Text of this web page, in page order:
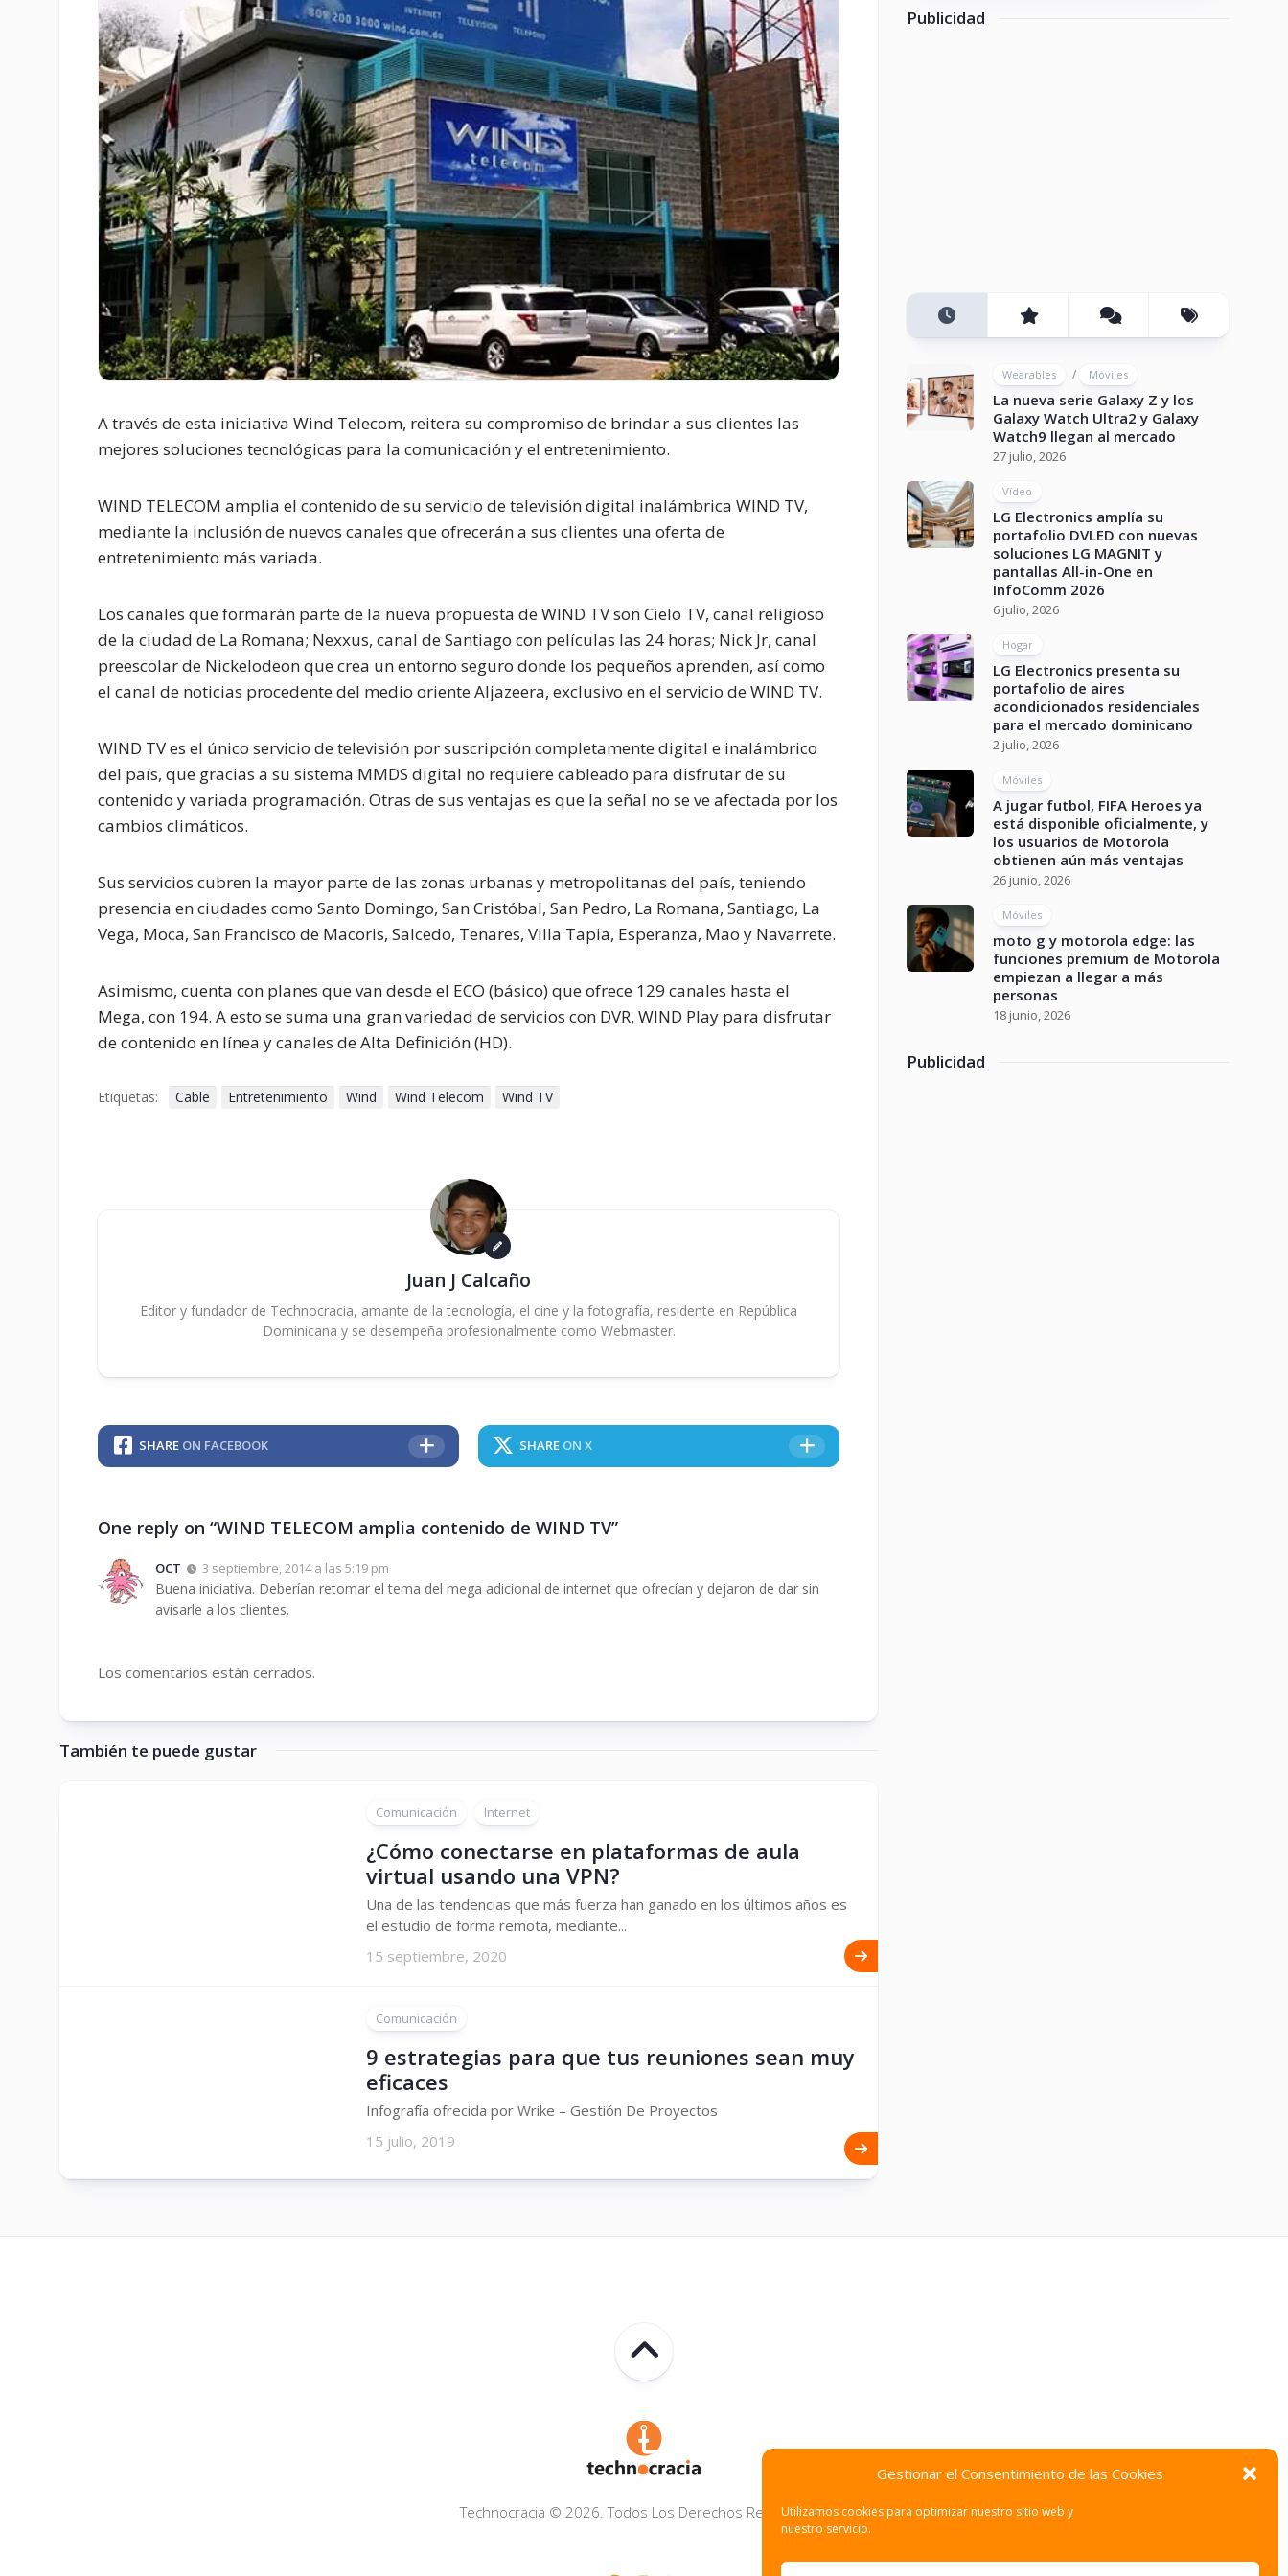
Gestionar el Consentimiento de las Cookies
Utilizamos cookies para optimizar nuestro sitio web y
nuestro servicio.
A través de esta iniciativa Wind Telecom, reitera su compromiso de brindar a sus clientes las
mejores soluciones tecnológicas para la comunicación y el entretenimiento.
WIND TELECOM amplia el contenido de su servicio de televisión digital inalámbrica WIND TV,
mediante la inclusión de nuevos canales que ofrecerán a sus clientes una oferta de
entretenimiento más variada.
Los canales que formarán parte de la nueva propuesta de WIND TV son Cielo TV, canal religioso
de la ciudad de La Romana; Nexxus, canal de Santiago con películas las 24 horas; Nick Jr, canal
preescolar de Nickelodeon que crea un entorno seguro donde los pequeños aprenden, así como
el canal de noticias procedente del medio oriente Aljazeera, exclusivo en el servicio de WIND TV.
WIND TV es el único servicio de televisión por suscripción completamente digital e inalámbrico
del país, que gracias a su sistema MMDS digital no requiere cableado para disfrutar de su
contenido y variada programación. Otras de sus ventajas es que la señal no se ve afectada por los
cambios climáticos.
Sus servicios cubren la mayor parte de las zonas urbanas y metropolitanas del país, teniendo
presencia en ciudades como Santo Domingo, San Cristóbal, San Pedro, La Romana, Santiago, La
Vega, Moca, San Francisco de Macoris, Salcedo, Tenares, Villa Tapia, Esperanza, Mao y Navarrete.
Asimismo, cuenta con planes que van desde el ECO (básico) que ofrece 129 canales hasta el
Mega, con 194. A esto se suma una gran variedad de servicios con DVR, WIND Play para disfrutar
de contenido en línea y canales de Alta Definición (HD).
Etiquetas: Cable Entretenimiento Wind Wind Telecom Wind TV
Juan J Calcaño
Editor y fundador de Technocracia, amante de la tecnología, el cine y la fotografía, residente en República
Dominicana y se desempeña profesionalmente como Webmaster.
SHARE ON FACEBOOK SHARE ON X
One reply on “WIND TELECOM amplia contenido de WIND TV”
OCT 3 septiembre, 2014 a las 5:19 pm
Buena iniciativa. Deberían retomar el tema del mega adicional de internet que ofrecían y dejaron de dar sin
avisarle a los clientes.
Los comentarios están cerrados.
También te puede gustar
Comunicación Internet
¿Cómo conectarse en plataformas de aula
virtual usando una VPN?
Una de las tendencias que más fuerza han ganado en los últimos años es
el estudio de forma remota, mediante...
15 septiembre, 2020
Comunicación
9 estrategias para que tus reuniones sean muy
eficaces
Infografía ofrecida por Wrike – Gestión De Proyectos
15 julio, 2019
Publicidad
Wearables / Móviles
La nueva serie Galaxy Z y los
Galaxy Watch Ultra2 y Galaxy
Watch9 llegan al mercado
27 julio, 2026
Vídeo
LG Electronics amplía su
portafolio DVLED con nuevas
soluciones LG MAGNIT y
pantallas All-in-One en
InfoComm 2026
6 julio, 2026
Hogar
LG Electronics presenta su
portafolio de aires
acondicionados residenciales
para el mercado dominicano
2 julio, 2026
Móviles
A jugar futbol, FIFA Heroes ya
está disponible oficialmente, y
los usuarios de Motorola
obtienen aún más ventajas
26 junio, 2026
Móviles
moto g y motorola edge: las
funciones premium de Motorola
empiezan a llegar a más
personas
18 junio, 2026
Publicidad
Technocracia © 2026. Todos Los Derechos Reservados.